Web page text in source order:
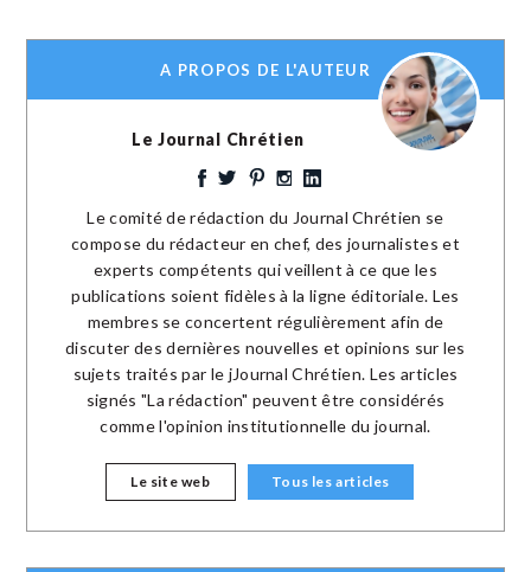
A PROPOS DE L'AUTEUR
Le Journal Chrétien
Le comité de rédaction du Journal Chrétien se
compose du rédacteur en chef, des journalistes et
experts compétents qui veillent à ce que les
publications soient fidèles à la ligne éditoriale. Les
membres se concertent régulièrement afin de
discuter des dernières nouvelles et opinions sur les
sujets traités par le jJournal Chrétien. Les articles
signés "La rédaction" peuvent être considérés
comme l'opinion institutionnelle du journal.
Le site web Tous les articles